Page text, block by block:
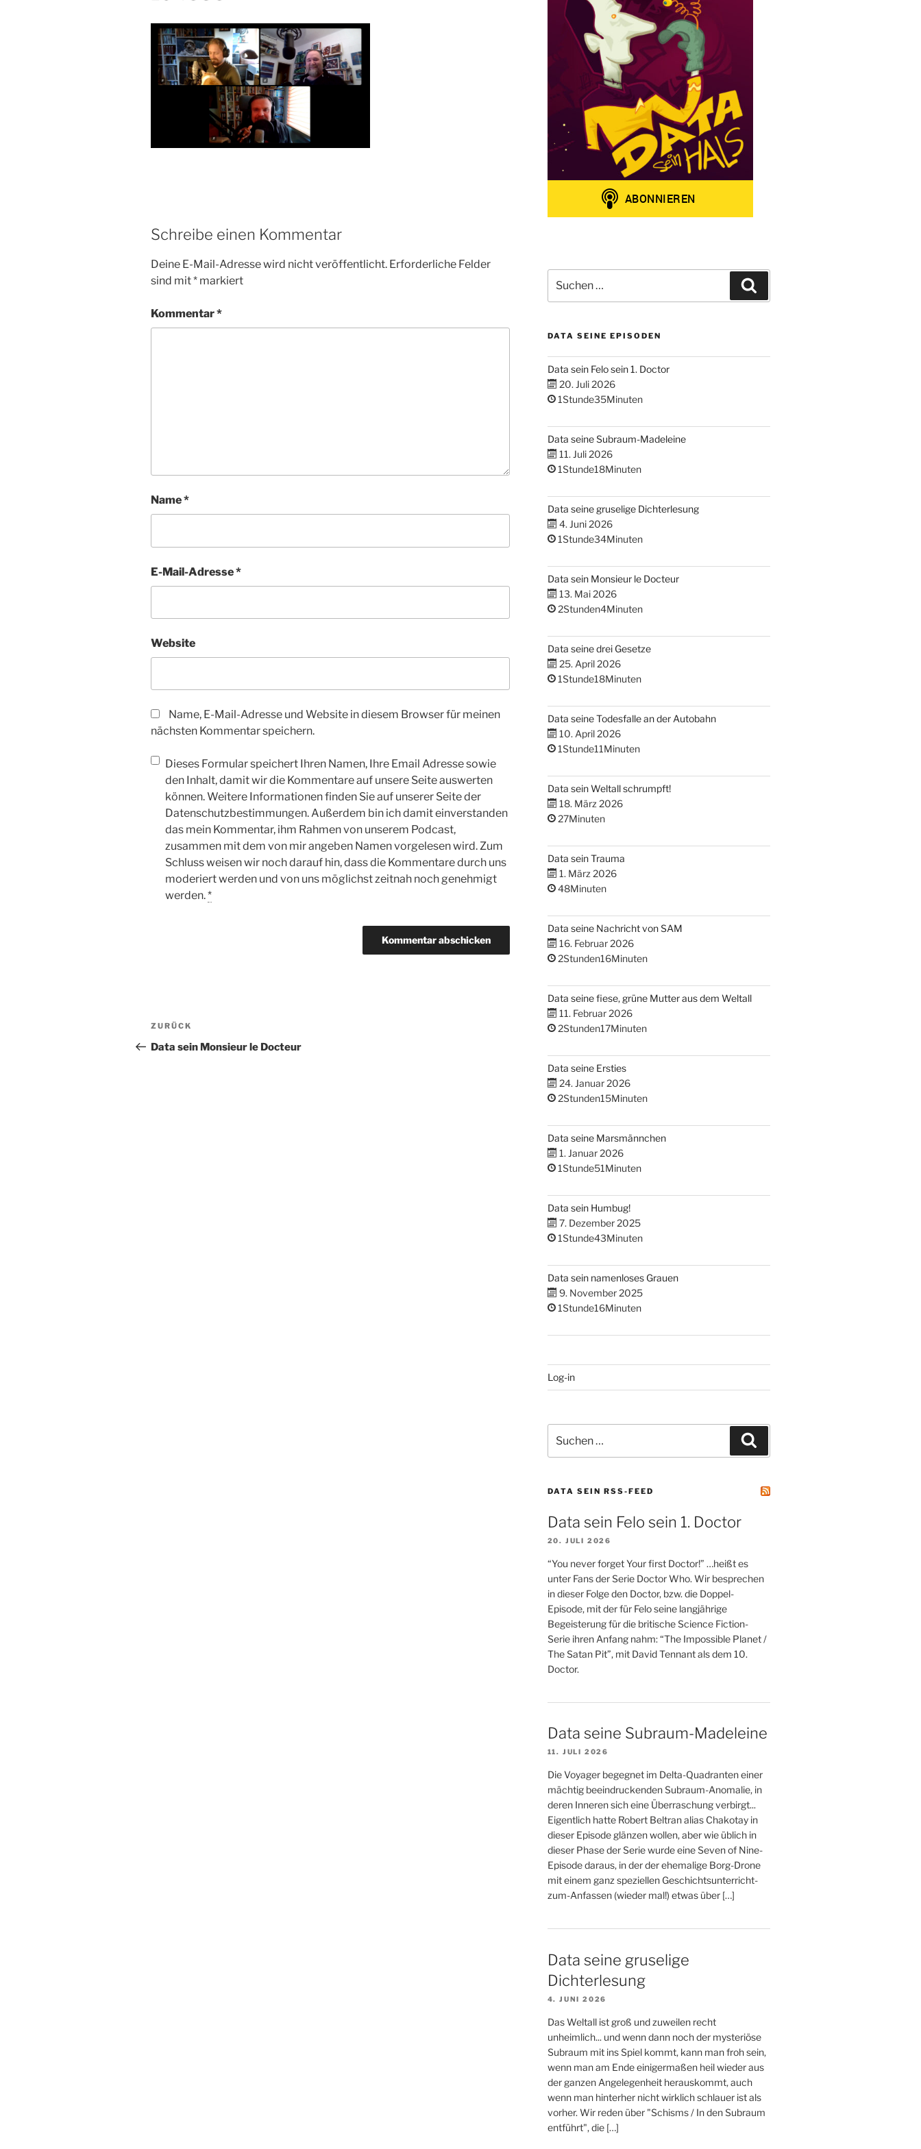
Schreibe einen Kommentar
Deine E-Mail-Adresse wird nicht veröffentlicht. Erforderliche Felder
sind mit* markiert
Kommentar*
Name*
E-Mail-Adresse*
Website
Name, E-Mail-Adresse und Website in diesem Browser für meinen
nächsten Kommentar speichern.
Dieses Formular speichert Ihren Namen, Ihre Email Adresse sowie
den Inhalt, damit wir die Kommentare auf unsere Seite auswerten
können. Weitere Informationen finden Sie auf unserer Seite der
Datenschutzbestimmungen. Außerdem bin ich damit einverstanden
das mein Kommentar, ihm Rahmen von unserem Podcast,
zusammen mit dem von mir angeben Namen vorgelesen wird. Zum
Schluss weisen wir noch darauf hin, dass die Kommentare durch uns
moderiert werden und von uns möglichst zeitnah noch genehmigt
werden.*
Beitragsnavigation
Vorheriger
Beitrag
ZURÜCK
Data sein Monsieur le Docteur
nach:
DATA SEINE EPISODEN
Data sein Felo sein 1. Doctor
20. Juli 2026
1Stunde35Minuten
Data seine Subraum-Madeleine
11. Juli 2026
1Stunde18Minuten
Data seine gruselige Dichterlesung
4. Juni 2026
1Stunde34Minuten
Data sein Monsieur le Docteur
13. Mai 2026
2Stunden4Minuten
Data seine drei Gesetze
25. April 2026
1Stunde18Minuten
Data seine Todesfalle an der Autobahn
10. April 2026
1Stunde11Minuten
Data sein Weltall schrumpft!
18. März 2026
27Minuten
Data sein Trauma
1. März 2026
48Minuten
Data seine Nachricht von SAM
16. Februar 2026
2Stunden16Minuten
Data seine fiese, grüne Mutter aus dem Weltall
11. Februar 2026
2Stunden17Minuten
Data seine Ersties
24. Januar 2026
2Stunden15Minuten
Data seine Marsmännchen
1. Januar 2026
1Stunde51Minuten
Data sein Humbug!
7. Dezember 2025
1Stunde43Minuten
Data sein namenloses Grauen
9. November 2025
1Stunde16Minuten
Log-in
nach:
DATA SEIN RSS-FEED
Data sein Felo sein 1. Doctor
20. JULI 2026
“You never forget Your first Doctor!” …heißt es
unter Fans der Serie Doctor Who. Wir besprechen
in dieser Folge den Doctor, bzw. die Doppel-
Episode, mit der für Felo seine langjährige
Begeisterung für die britische Science Fiction-
Serie ihren Anfang nahm: “The Impossible Planet /
The Satan Pit”, mit David Tennant als dem 10.
Doctor.
Data seine Subraum-Madeleine
11. JULI 2026
Die Voyager begegnet im Delta-Quadranten einer
mächtig beeindruckenden Subraum-Anomalie, in
deren Inneren sich eine Überraschung verbirgt...
Eigentlich hatte Robert Beltran alias Chakotay in
dieser Episode glänzen wollen, aber wie üblich in
dieser Phase der Serie wurde eine Seven of Nine-
Episode daraus, in der der ehemalige Borg-Drone
mit einem ganz speziellen Geschichtsunterricht-
zum-Anfassen (wieder mal!) etwas über […]
Data seine gruselige
Dichterlesung
4. JUNI 2026
Das Weltall ist groß und zuweilen recht
unheimlich... und wenn dann noch der mysteriöse
Subraum mit ins Spiel kommt, kann man froh sein,
wenn man am Ende einigermaßen heil wieder aus
der ganzen Angelegenheit herauskommt, auch
wenn man hinterher nicht wirklich schlauer ist als
vorher. Wir reden über "Schisms / In den Subraum
entführt", die […]